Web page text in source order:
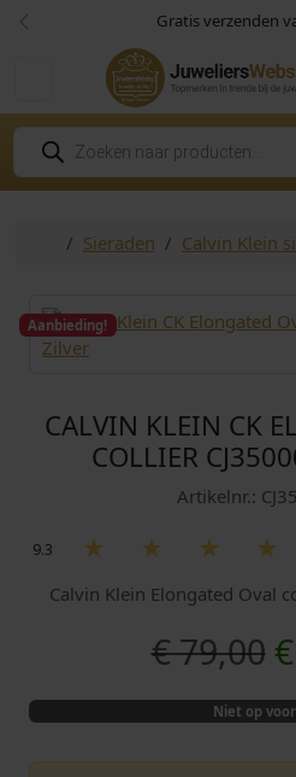
Skip to content
Skip to footer Gratis verzenden
Vorige
P
o
d
o
e
HomeSieraden Calvin Klein
Aanbieding!
CALVIN KLEIN CK
COLLIER
Artikelnr.:
9.3
Calvin Klein Elongated Oval
€79,00 O
o
r
€
Niet op